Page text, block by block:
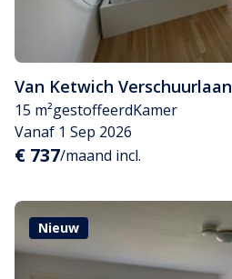
Van Ketwich Verschuurlaan
15 m²gestoffeerdKamer
Vanaf 1 Sep 2026
€ 737/maand incl.
Nieuw